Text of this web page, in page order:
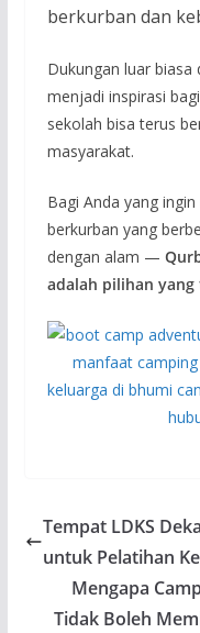
berkurban dan
Dukungan luar biasa
menjadi inspirasi
sekolah bisa terus
masyarakat.
Bagi Anda yang
berkurban yang
dengan alam —
adalah pilihan yang
Tempat LDKS
untuk Pelatihan
Mengapa
Tidak Boleh